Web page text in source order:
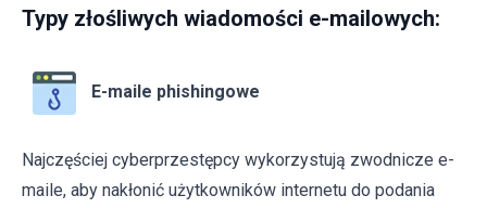
Typy złośliwych wiadomości e-mailowych:
E-maile phishingowe
Najczęściej cyberprzestępcy wykorzystują zwodnicze e-
maile, aby nakłonić użytkowników internetu do podania